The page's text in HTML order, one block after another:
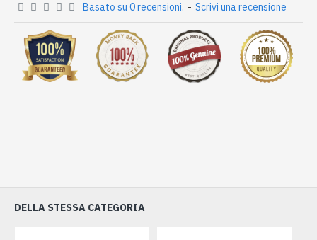
Basato su 0 recensioni. - Scrivi una recensione
DELLA STESSA CATEGORIA